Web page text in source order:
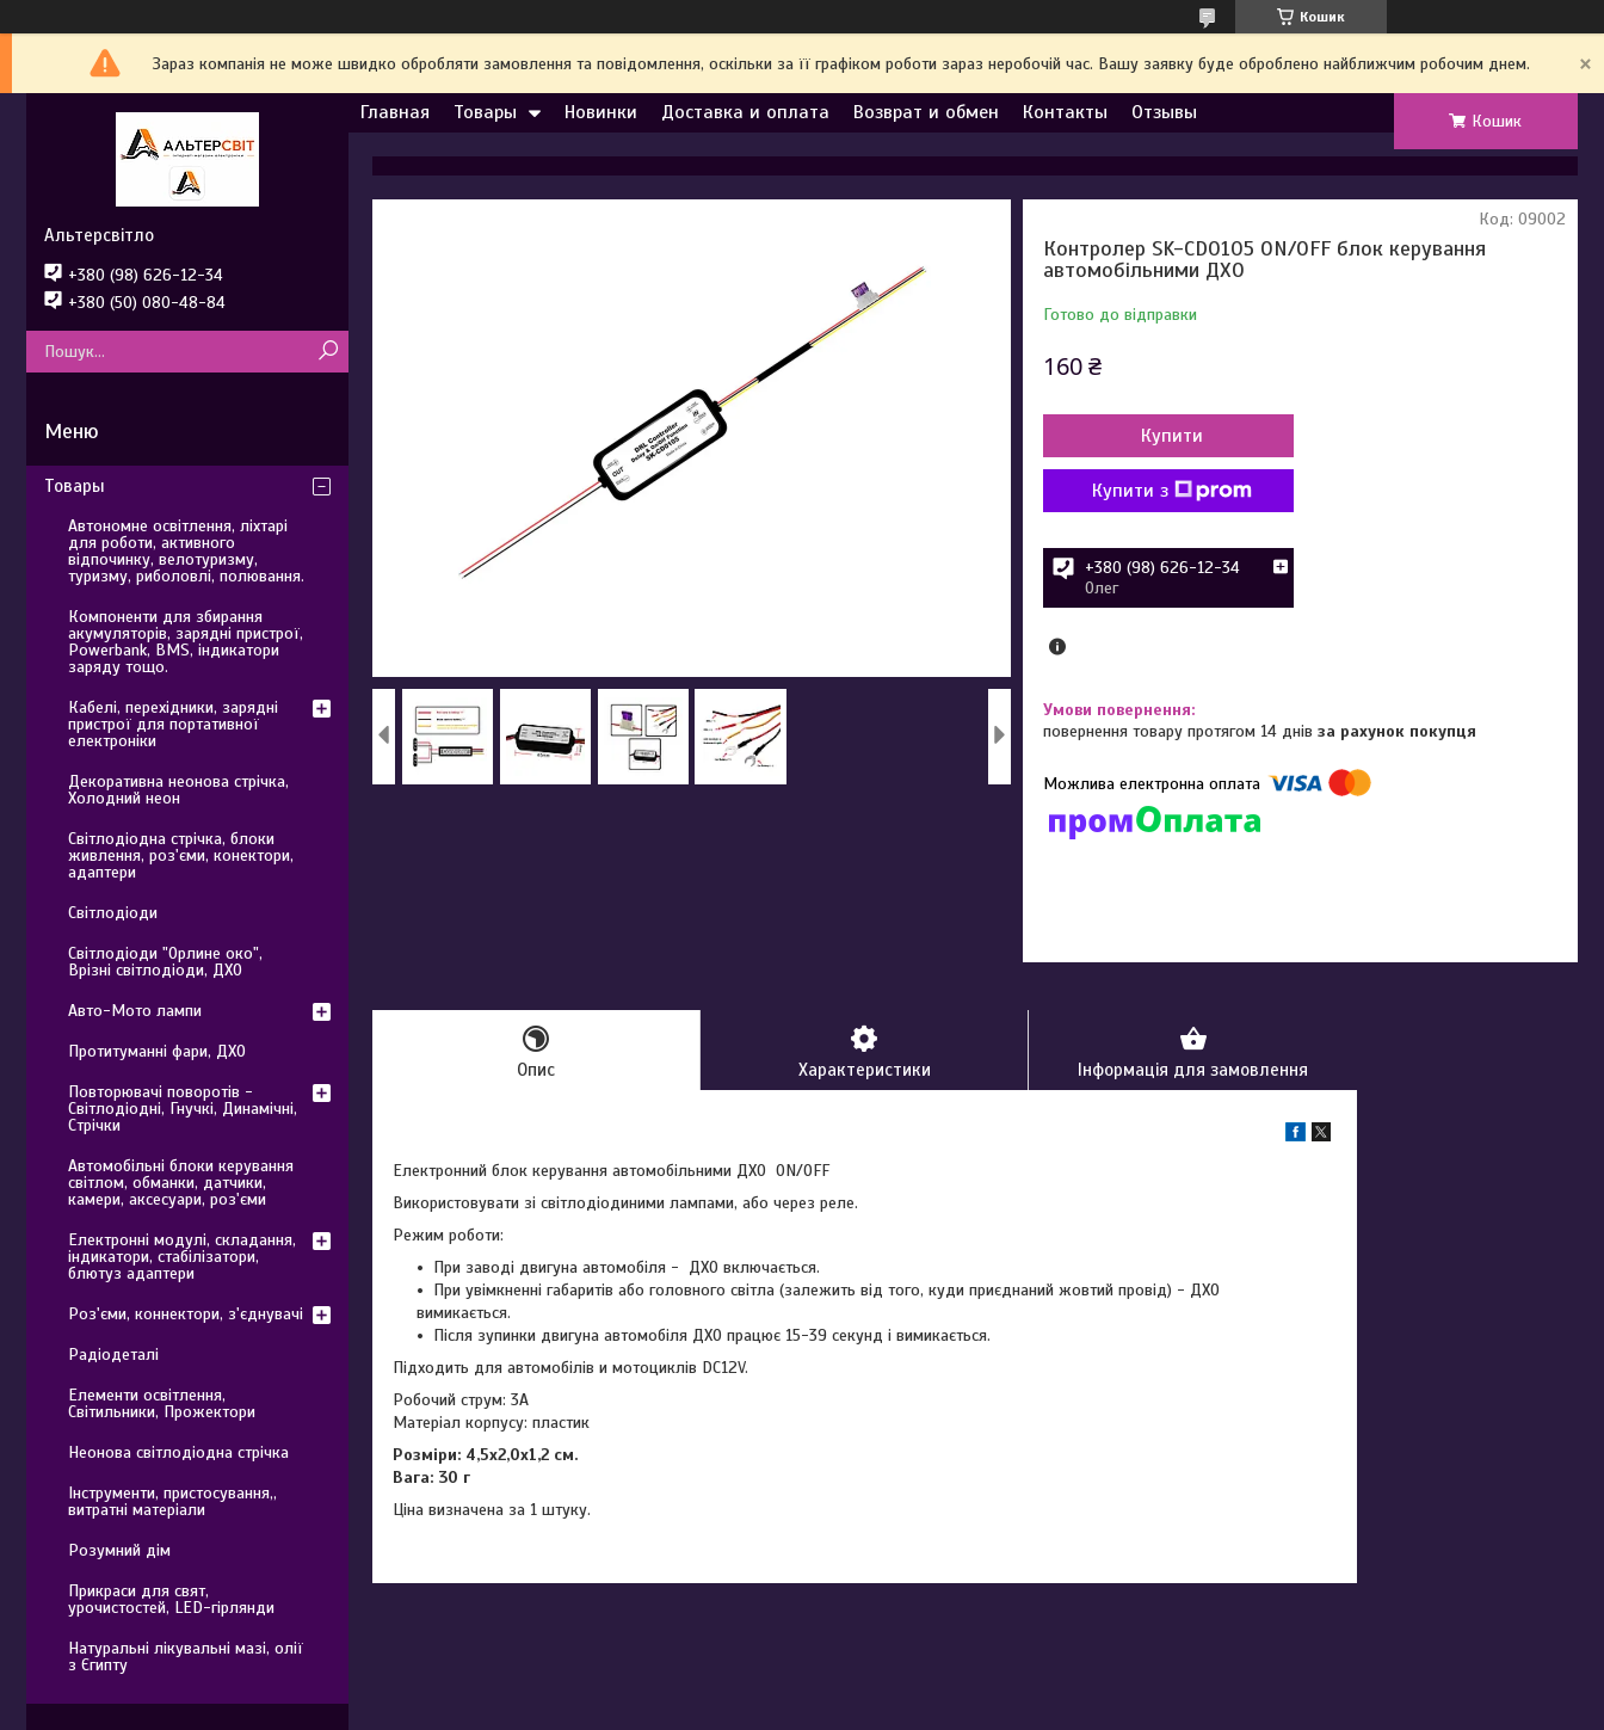
Кошик
Зараз компанія не може швидко обробляти замовлення та повідомлення, оскільки за її графіком роботи зараз неробочій час. Вашу заявку буде оброблено найближчим робочим днем.
Главная Товары Новинки Доставка и оплата Возврат и обмен Контакты Отзывы Кошик
Контролер SK-CD0105 ON/OFF блок керування
автомобільними ДХО
Готово до відправки
Код: 09002
160 ₴
Купити
Купити з
+380 (98) 626-12-34
Олег
повернення товару протягом 14 днівза рахунок покупця
Опис Характеристики Інформація для замовлення
Електронний блок керування автомобільними ДХО ON/OFF
Використовувати зі світлодіодиними лампами, або через реле.
Режим роботи:
При заводі двигуна автомобіля - ДХО включається.
При увімкненні габаритів або головного світла (залежить від того, куди приєднаний жовтий провід) - ДХО
вимикається.
Після зупинки двигуна автомобіля ДХО працює 15-39 секунд і вимикається.
Підходить для автомобілів и мотоциклів DC12V.
Робочий струм: 3A
Матеріал корпусу: пластик
Розміри: 4,5x2,0x1,2 см.
Вага: 30 г
Ціна визначена за 1 штуку.
Альтерсвітло
+380 (98) 626-12-34
+380 (50) 080-48-84
Товары
Автономне освітлення, ліхтарі
для роботи, активного
відпочинку, велотуризму,
туризму, риболовлі, полювання.
Компоненти для збирання
акумуляторів, зарядні пристрої,
Powerbank, BMS, індикатори
заряду тощо.
Кабелі, перехідники, зарядні
пристрої для портативної
електроніки
Декоративна неонова стрічка,
Холодний неон
Світлодіодна стрічка, блоки
живлення, роз'єми, конектори,
адаптери
Світлодіоди
Світлодіоди "Орлине око",
Врізні світлодіоди, ДХО
Авто-Мото лампи
Протитуманні фари, ДХО
Повторювачі поворотів -
Світлодіодні, Гнучкі, Динамічні,
Стрічки
Автомобільні блоки керування
світлом, обманки, датчики,
камери, аксесуари, роз'єми
Електронні модулі, складання,
індикатори, стабілізатори,
блютуз адаптери
Роз'єми, коннектори, з'єднувачі
Радіодеталі
Елементи освітлення,
Світильники, Прожектори
Неонова світлодіодна стрічка
Інструменти, пристосування,,
витратні матеріали
Розумний дім
Прикраси для свят,
урочистостей, LED-гірлянди
Натуральні лікувальні мазі, олії
з Єгипту